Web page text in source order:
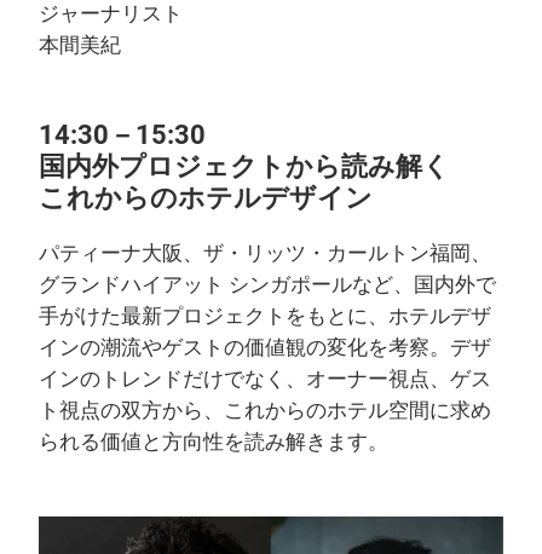
ジャーナリスト
本間美紀
14:30－15:30
国内外プロジェクトから読み解く
これからのホテルデザイン
パティーナ大阪、ザ・リッツ・カールトン福岡、
グランドハイアット シンガポールなど、国内外で
手がけた最新プロジェクトをもとに、ホテルデザ
インの潮流やゲストの価値観の変化を考察。デザ
インのトレンドだけでなく、オーナー視点、ゲス
ト視点の双方から、これからのホテル空間に求め
られる価値と方向性を読み解きます。